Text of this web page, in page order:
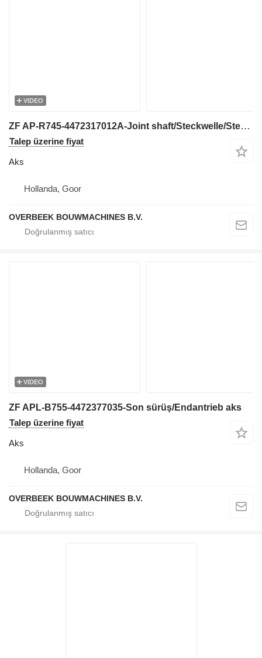
VIDEO
ZF AP-R745-4472317012A-Joint shaft/Steckwelle/Steekas aks
Talep üzerine fiyat
Aks
Hollanda, Goor
OVERBEEK BOUWMACHINES B.V.
VIDEO
ZF APL-B755-4472377035-Son sürüş/Endantrieb aks
Talep üzerine fiyat
Aks
Hollanda, Goor
OVERBEEK BOUWMACHINES B.V.